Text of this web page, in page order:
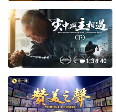
1:34:40